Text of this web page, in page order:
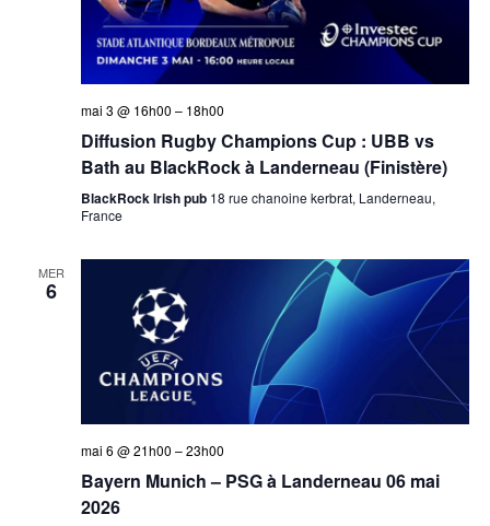
mai 3 @ 16h00 – 18h00
Diffusion Rugby Champions Cup : UBB vs
Bath au BlackRock à Landerneau (Finistère)
BlackRock Irish pub 18 rue chanoine kerbrat, Landerneau,
France
MER
6
mai 6 @ 21h00 –23h00
Bayern Munich – PSG à Landerneau 06 mai
2026